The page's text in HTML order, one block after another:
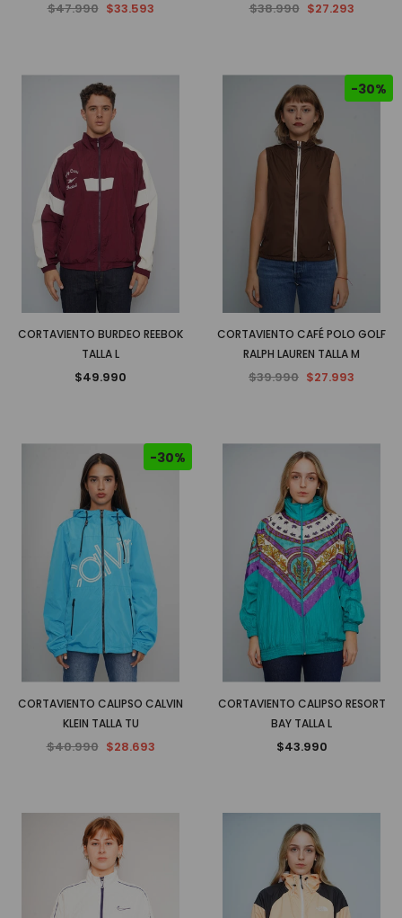
$47.990 $33.593 $38.990 $27.293
CORTAVIENTO BURDEO REEBOK
TALLA L
$49.990
-30%
CORTAVIENTO CAFÉ POLO GOLF
RALPH LAUREN TALLA M
$39.990 $27.993
-30%
CORTAVIENTO CALIPSO CALVIN
KLEIN TALLA TU
$40.990 $28.693
CORTAVIENTO CALIPSO RESORT
BAY TALLA L
$43.990